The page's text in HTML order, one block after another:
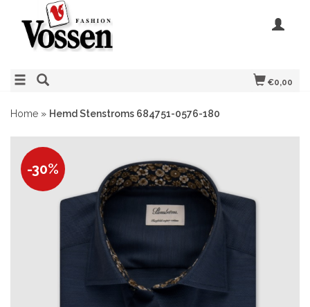
€0,00
Home » Hemd Stenstroms 684751-0576-180
-30%